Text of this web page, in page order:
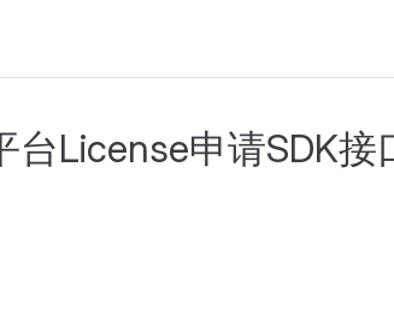
台License申请SDK接